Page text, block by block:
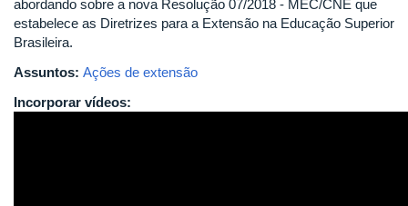
abordando sobre a nova Resolução 07/2018 - MEC/CNE que
estabelece as Diretrizes para a Extensão na Educação Superior
Brasileira.
Assuntos: Ações de extensão
Incorporar vídeos: